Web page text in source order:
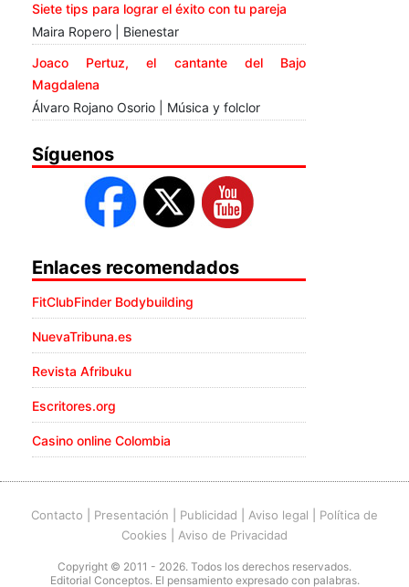
Siete tips para lograr el éxito con tu pareja
Maira Ropero | Bienestar
Joaco Pertuz, el cantante del Bajo
Magdalena
Álvaro Rojano Osorio | Música y folclor
Síguenos
Enlaces recomendados
FitClubFinder Bodybuilding
NuevaTribuna.es
Revista Afribuku
Escritores.org
Casino online Colombia
Contacto Presentación Publicidad Aviso legal
Política de
Cookies
Aviso de Privacidad
Copyright © 2011 - 2026. Todos los derechos reservados.
Editorial Conceptos. El pensamiento expresado con palabras.